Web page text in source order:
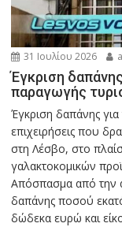
31 Ιουλίου 2026
Έγκριση
παραγωγής
Έγκριση δαπάνης
επιχειρήσεις που
στη Λέσβο, στο
γαλακτοκομικών
Απόσπασμα από την
δαπάνης ποσού
δώδεκα ευρώ και